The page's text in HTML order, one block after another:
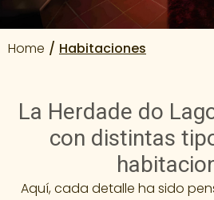
Home Habitaciones
La Herdade do
con distintas
Aquí, cada detalle ha sido